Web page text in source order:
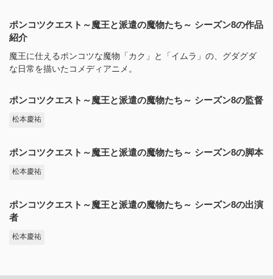
ポンコツクエスト～魔王と派遣の魔物たち～ シーズン8の作品
紹介
魔王に仕えるポンコツな魔物「カク」と「イムラ」の、グダグダ
な日常を描いたコメディアニメ。
ポンコツクエスト～魔王と派遣の魔物たち～ シーズン8の監督
松本慶祐
ポンコツクエスト～魔王と派遣の魔物たち～ シーズン8の脚本
松本慶祐
ポンコツクエスト～魔王と派遣の魔物たち～ シーズン8の出演
者
松本慶祐